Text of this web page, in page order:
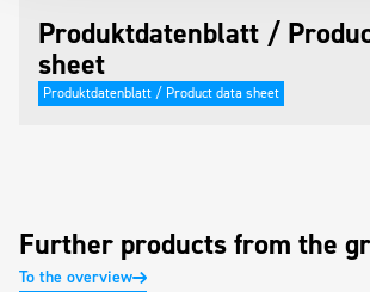
Produktdatenblatt /
sheet
Produktdatenblatt / Product data sheet
Further products from the
To the overview